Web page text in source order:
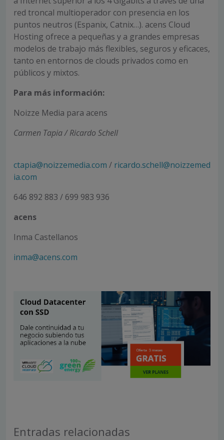
red troncal multioperador con presencia en los
puntos neutros (Espanix, Catnix…). acens Cloud
Hosting ofrece a pequeñas y a grandes empresas
modelos de trabajo más flexibles, seguros y eficaces,
tanto en entornos de clouds privados como en
públicos y mixtos.
Para más información:
Noizze Media para acens
Carmen Tapia / Ricardo Schell
ctapia@noizzemedia.com / ricardo.schell@noizzemed
ia.com
646 892 883 / 699 983 936
acens
Inma Castellanos
inma@acens.com
Entradas relacionadas